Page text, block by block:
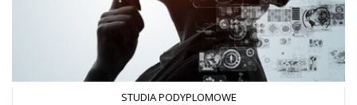
STUDIA PODYPLOMOWE